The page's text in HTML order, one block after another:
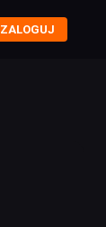

ZALOGUJ